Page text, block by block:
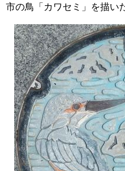
市の鳥「カワセミ」を描い